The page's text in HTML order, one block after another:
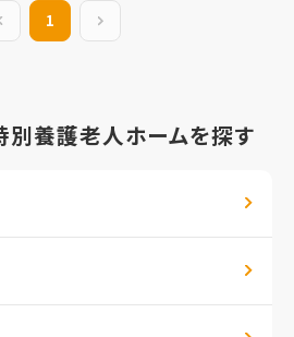
前の20件
1
別養護老人ホームを探す